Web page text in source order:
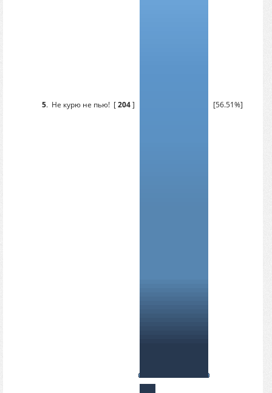
5. Не курю не пью! [204] [56.51%]